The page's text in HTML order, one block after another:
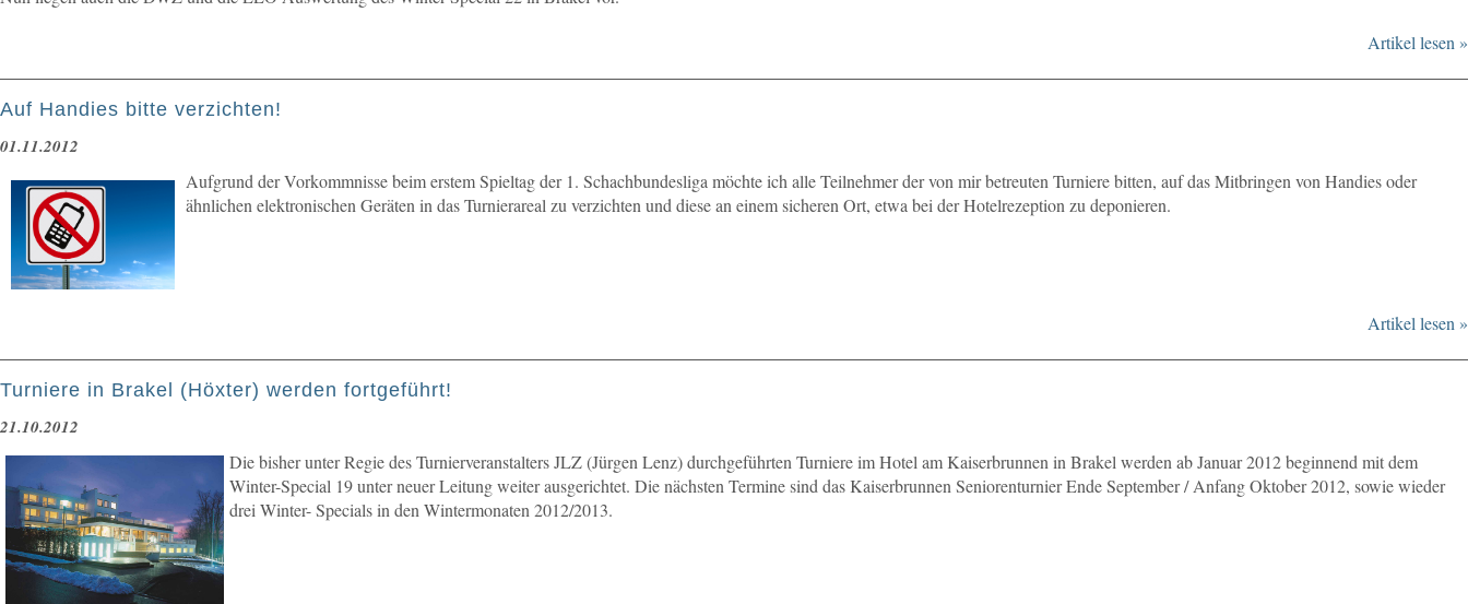
Artikel lesen »
Auf Handies bitte verzichten!
01.11.2012
Aufgrund der Vorkommnisse beim erstem Spieltag der 1. Schachbundesliga möchte ich alle Teilnehmer der von mir betreuten Turniere bitten, auf das Mitbringen von Handies oder
ähnlichen elektronischen Geräten in das Turnierareal zu verzichten und diese an einem sicheren Ort, etwa bei der Hotelrezeption zu deponieren.
Artikel lesen »
Turniere in Brakel (Höxter) werden fortgeführt!
21.10.2012
Die bisher unter Regie des Turnierveranstalters JLZ (Jürgen Lenz) durchgeführten Turniere im Hotel am Kaiserbrunnen in Brakel werden ab Januar 2012 beginnend mit dem
Winter-Special 19 unter neuer Leitung weiter ausgerichtet. Die nächsten Termine sind das Kaiserbrunnen Seniorenturnier Ende September / Anfang Oktober 2012, sowie wieder
drei Winter- Specials in den Wintermonaten 2012/2013.